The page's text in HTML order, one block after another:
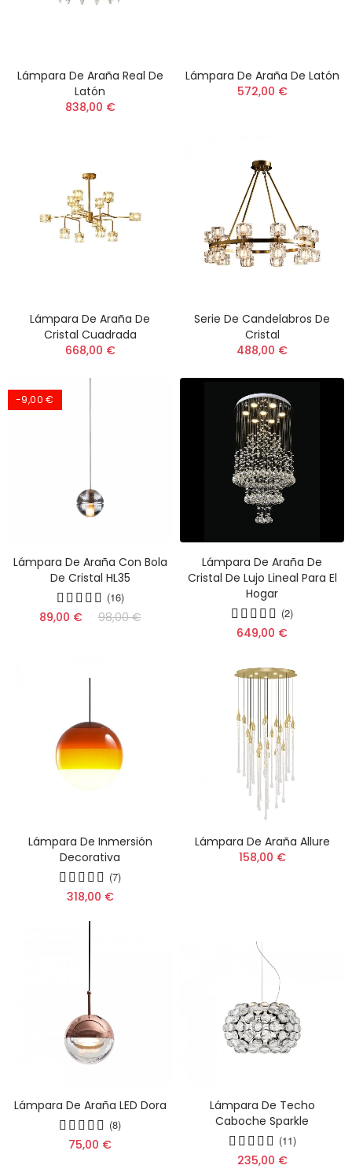
Lámpara De Araña Real De
Latón
838,00 €
Lámpara De Araña De Latón
572,00 €
Lámpara De Araña De
Cristal Cuadrada
668,00 €
Serie De Candelabros De
Cristal
488,00 €
-9,00 €
Lámpara De Araña Con Bola
De Cristal HL35
(16)
89,00 € 98,00 €
Lámpara De Araña De
Cristal De Lujo Lineal Para El
Hogar
(2)
649,00 €
Lámpara De Inmersión
Decorativa
(7)
318,00 €
Lámpara De Araña Allure
158,00 €
Lámpara De Araña LED Dora
(8)
75,00 €
Lámpara De Techo
Caboche Sparkle
(11)
235,00 €